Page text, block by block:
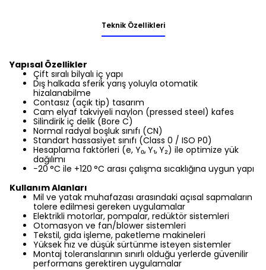
Teknik Özellikleri
Yapısal Özellikler
Çift sıralı bilyalı iç yapı
Dış halkada sferik yarış yoluyla otomatik
hizalanabilme
Contasız (açık tip) tasarım
Cam elyaf takviyeli naylon (pressed steel) kafes
Silindirik iç delik (Bore C)
Normal radyal boşluk sınıfı (CN)
Standart hassasiyet sınıfı (Class 0 / ISO P0)
Hesaplama faktörleri (e, Y₀,Y₁,Y₂) ile optimize yük
dağılımı
−20 °C ile +120 °C arası çalışma sıcaklığına uygun yapı
Kullanım Alanları
Mil ve yatak muhafazası arasındaki açısal sapmaların
tolere edilmesi gereken uygulamalar
Elektrikli motorlar, pompalar, redüktör sistemleri
Otomasyon ve fan/blower sistemleri
Tekstil, gıda işleme, paketleme makineleri
Yüksek hız ve düşük sürtünme isteyen sistemler
Montaj toleranslarının sınırlı olduğu yerlerde güvenilir
performans gerektiren uygulamalar